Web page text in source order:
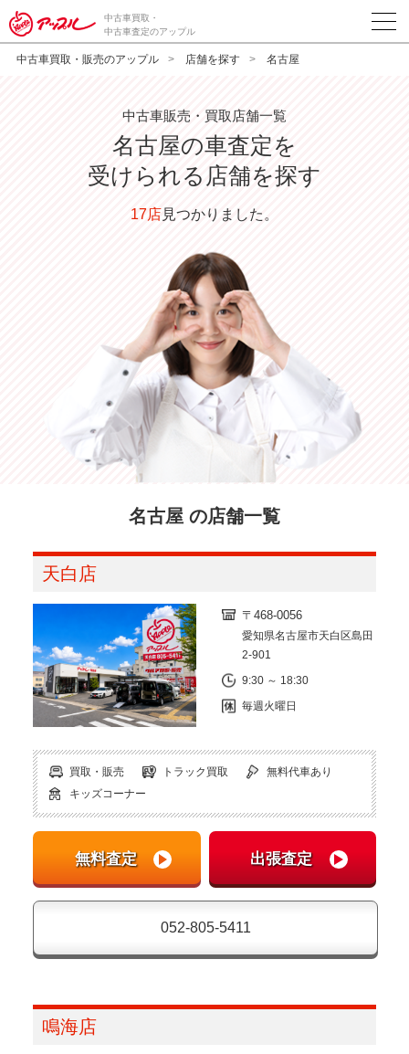
中古車買取・
中古車査定のアップル
中古車買取・販売のアップル 店舗を探す 名古屋
中古車販売・買取店舗一覧
名古屋の車査定を
受けられる店舗を探す
17店見つかりました。
名古屋 の店舗一覧
天白店
〒468-0056
愛知県名古屋市天白区島田
2-901
9:30 ～ 18:30
毎週火曜日
買取・販売 トラック買取
無料代車あり
キッズコーナー
052-805-5411
鳴海店